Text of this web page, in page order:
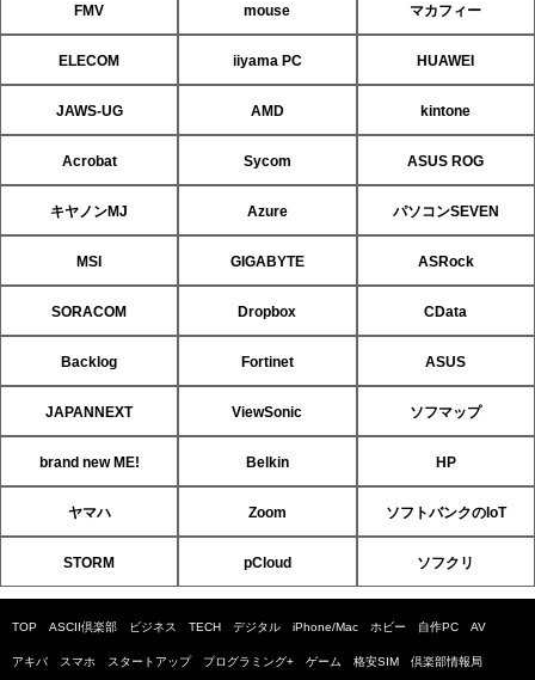
FMV mouse マカフィー
ELECOM iiyama PC HUAWEI
JAWS-UG AMD kintone
Acrobat Sycom ASUS ROG
キヤノンMJ Azure パソコンSEVEN
MSI GIGABYTE ASRock
SORACOM Dropbox CData
Backlog Fortinet ASUS
JAPANNEXT ViewSonic ソフマップ
brand new ME! Belkin HP
ヤマハ Zoom ソフトバンクのIoT
STORM pCloud ソフクリ
TOP ASCII倶楽部 ビジネス TECH デジタル iPhone/Mac ホビー 自作PC AV
アキバ スマホ スタートアップ プログラミング+ ゲーム 格安SIM 倶楽部情報局